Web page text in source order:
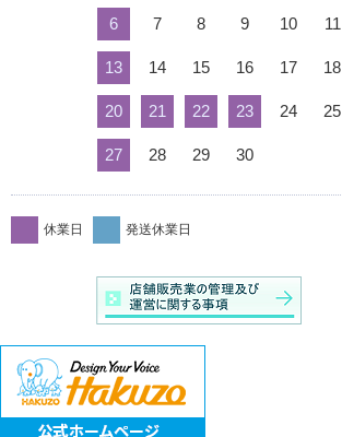
6 7 8 9 10 11
13 14 15 16 17 18
20 21 22 23 24 25
27 28 29 30
休業日 発送休業日